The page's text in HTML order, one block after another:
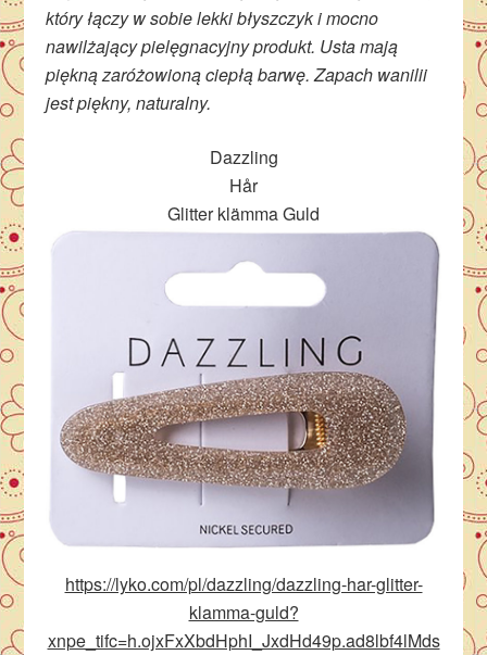
który łączy w sobie lekki błyszczyk i mocno
nawilżający pielęgnacyjny produkt. Usta mają
piękną zaróżowioną ciepłą barwę. Zapach wanilii
jest piękny, naturalny.
Dazzling
Hår
Glitter klämma Guld
https://lyko.com/pl/dazzling/dazzling-har-glitter-
klamma-guld?
xnpe_tifc=h.ojxFxXbdHphI_JxdHd49p.ad8lbf4lMds